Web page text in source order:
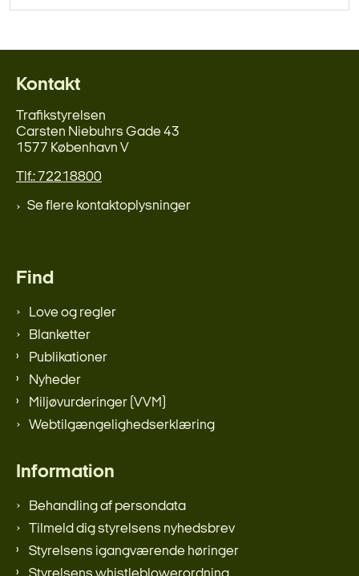
Kontakt
Trafikstyrelsen
Carsten Niebuhrs Gade 43
1577 København V
Tlf.: 72218800
Se flere kontaktoplysninger
Find
Love og regler
Blanketter
Publikationer
Nyheder
Miljøvurderinger (VVM)
Webtilgængelighedserklæring
Information
Behandling af persondata
Tilmeld dig styrelsens nyhedsbrev
Styrelsens igangværende høringer